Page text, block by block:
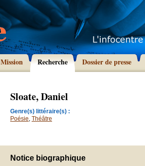
Mission Recherche Dossier de presse
Sloate, Daniel
Genre(s) littéraire(s) :
Poésie, Théâtre
Notice biographique